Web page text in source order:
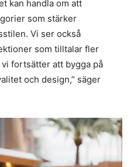
kan handla om att
som stärker
Vi ser också
som tilltalar fler
fortsätter att bygga på
och design,” säger